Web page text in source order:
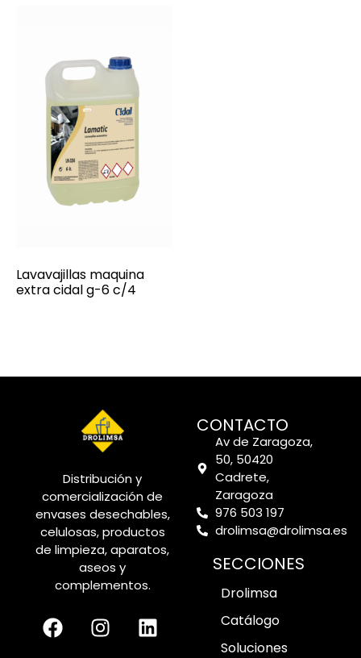
Lavavajillas maquina
extra cidal g-6 c/4
Distribución y
comercialización de
envases desechables,
celulosas, productos
de limpieza, aparatos,
aseos y
complementos.
CONTACTO
Av de Zaragoza,
50, 50420
Cadrete,
Zaragoza
976 503 197
drolimsa@drolimsa.es
SECCIONES
Drolimsa
Catálogo
Soluciones